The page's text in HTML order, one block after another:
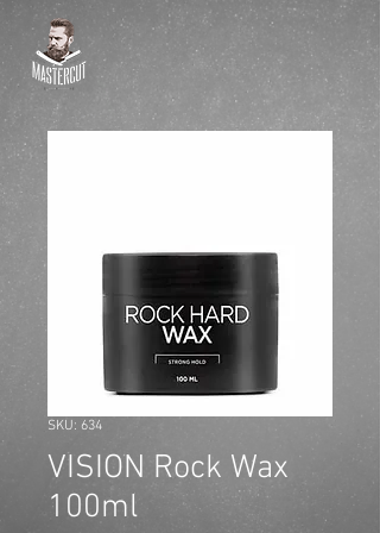
SKU: 634
VISION Rock Wax
100ml